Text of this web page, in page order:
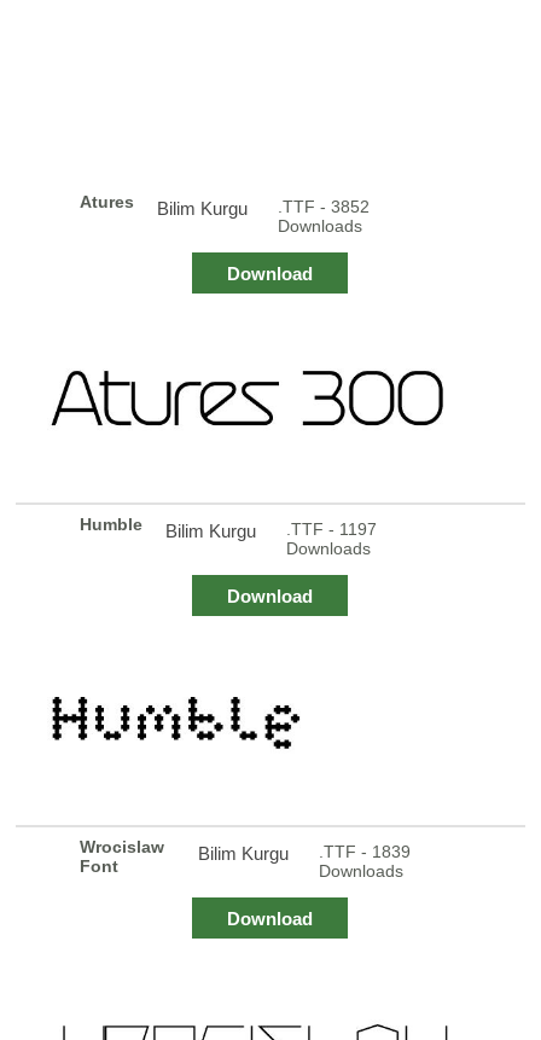
Atures Bilim Kurgu
.TTF - 3852
Downloads
Download
Humble Bilim Kurgu
.TTF - 1197
Downloads
Download
Wrocislaw
Font
Bilim Kurgu
.TTF - 1839
Downloads
Download